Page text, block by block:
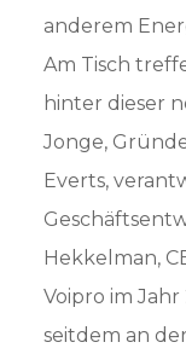
anderem
Am Tisch
hinter dieser
Jonge,
Everts,
Hekkelman,
Voipro im
seitdem an